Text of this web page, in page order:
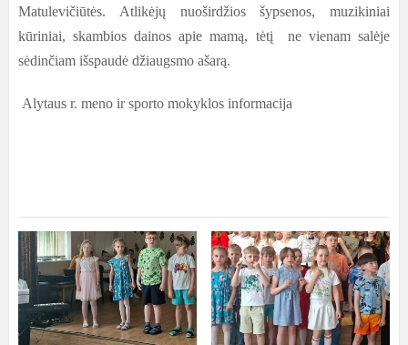
Matulevičiūtės. Atlikėjų nuoširdžios šypsenos, muzikiniai
kūriniai, skambios dainos apie mamą, tėtį ne vienam salėje
sėdinčiam išspaudė džiaugsmo ašarą.
Alytaus r. meno ir sporto mokyklos informacija